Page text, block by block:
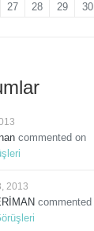
27 28 29
30
commented on
2013
commented